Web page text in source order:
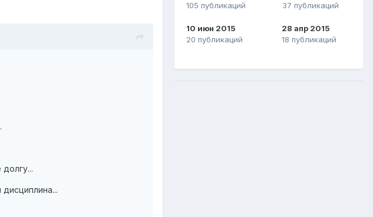
105 публикаций
37 публикаций
10 июн 2015
20 публикаций
28 апр 2015
18 публикаций